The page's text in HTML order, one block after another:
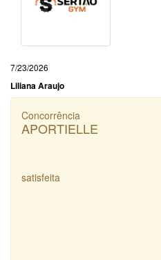
7/23/2026
Liliana Araujo
Concorrência
APORTIELLE
satisfeita